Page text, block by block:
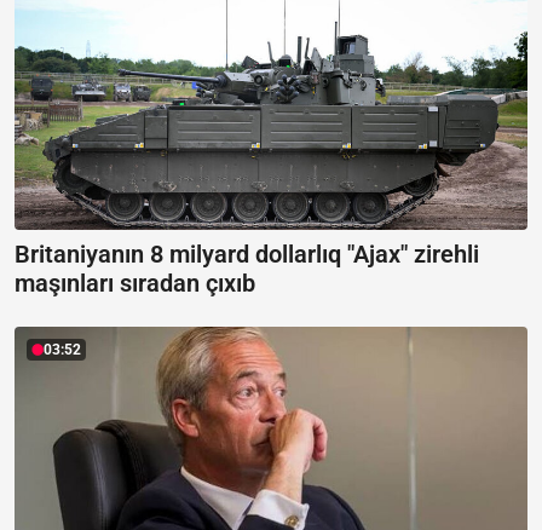
Britaniyanın 8 milyard dollarlıq "Ajax" zirehli
maşınları sıradan çıxıb
03:52